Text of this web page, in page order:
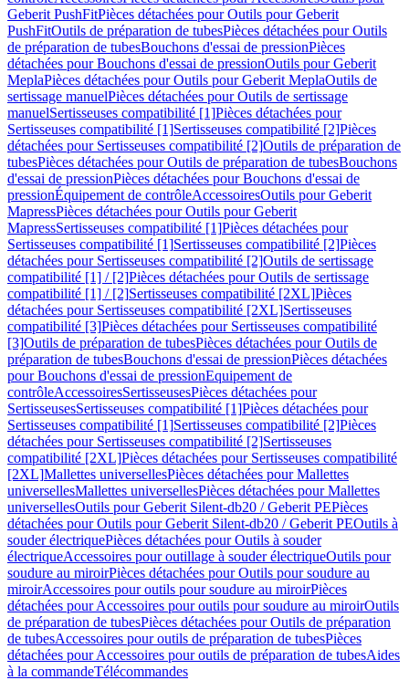
Geberit PushFitPièces détachées pour Outils pour Geberit
PushFitOutils de préparation de tubesPièces détachées pour Outils
de préparation de tubesBouchons d'essai de pressionPièces
détachées pour Bouchons d'essai de pressionOutils pour Geberit
MeplaPièces détachées pour Outils pour Geberit MeplaOutils de
sertissage manuelPièces détachées pour Outils de sertissage
manuelSertisseuses compatibilité [1]Pièces détachées pour
Sertisseuses compatibilité [1]Sertisseuses compatibilité [2]Pièces
détachées pour Sertisseuses compatibilité [2]Outils de préparation de
tubesPièces détachées pour Outils de préparation de tubesBouchons
d'essai de pressionPièces détachées pour Bouchons d'essai de
pressionÉquipement de contrôleAccessoiresOutils pour Geberit
MapressPièces détachées pour Outils pour Geberit
MapressSertisseuses compatibilité [1]Pièces détachées pour
Sertisseuses compatibilité [1]Sertisseuses compatibilité [2]Pièces
détachées pour Sertisseuses compatibilité [2]Outils de sertissage
compatibilité [1] / [2]Pièces détachées pour Outils de sertissage
compatibilité [1] / [2]Sertisseuses compatibilité [2XL]Pièces
détachées pour Sertisseuses compatibilité [2XL]Sertisseuses
compatibilité [3]Pièces détachées pour Sertisseuses compatibilité
[3]Outils de préparation de tubesPièces détachées pour Outils de
préparation de tubesBouchons d'essai de pressionPièces détachées
pour Bouchons d'essai de pressionEquipement de
contrôleAccessoiresSertisseusesPièces détachées pour
SertisseusesSertisseuses compatibilité [1]Pièces détachées pour
Sertisseuses compatibilité [1]Sertisseuses compatibilité [2]Pièces
détachées pour Sertisseuses compatibilité [2]Sertisseuses
compatibilité [2XL]Pièces détachées pour Sertisseuses compatibilité
[2XL]Mallettes universellesPièces détachées pour Mallettes
universellesMallettes universellesPièces détachées pour Mallettes
universellesOutils pour Geberit Silent-db20 / Geberit PEPièces
détachées pour Outils pour Geberit Silent-db20 / Geberit PEOutils à
souder électriquePièces détachées pour Outils à souder
électriqueAccessoires pour outillage à souder électriqueOutils pour
soudure au miroirPièces détachées pour Outils pour soudure au
miroirAccessoires pour outils pour soudure au miroirPièces
détachées pour Accessoires pour outils pour soudure au miroirOutils
de préparation de tubesPièces détachées pour Outils de préparation
de tubesAccessoires pour outils de préparation de tubesPièces
détachées pour Accessoires pour outils de préparation de tubesAides
à la commandeTélécommandes